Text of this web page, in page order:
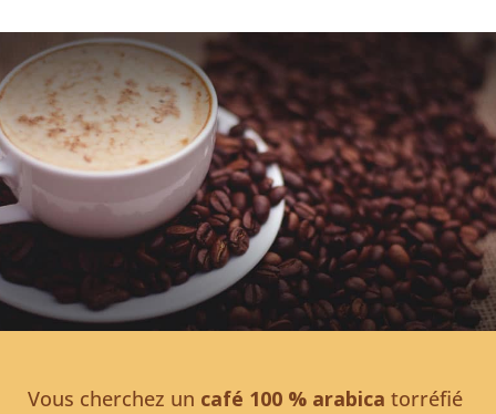
Vous cherchez un café 100 % arabica torréfié